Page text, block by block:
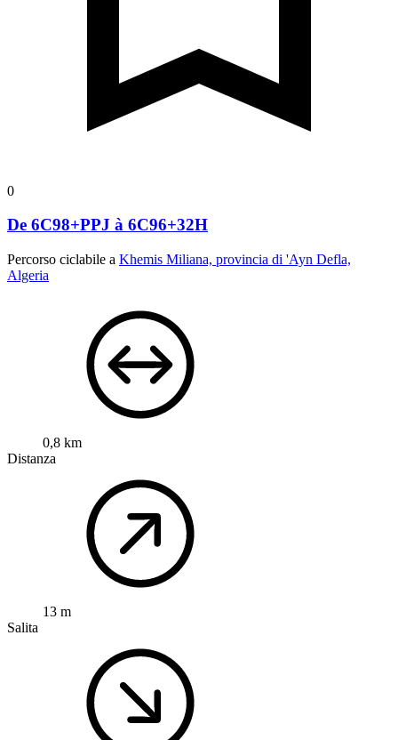
0
De 6C98+PPJ à 6C96+32H
Percorso ciclabile a Khemis Miliana, provincia di 'Ayn Defla,
Algeria
0,8 km
Distanza
13 m
Salita